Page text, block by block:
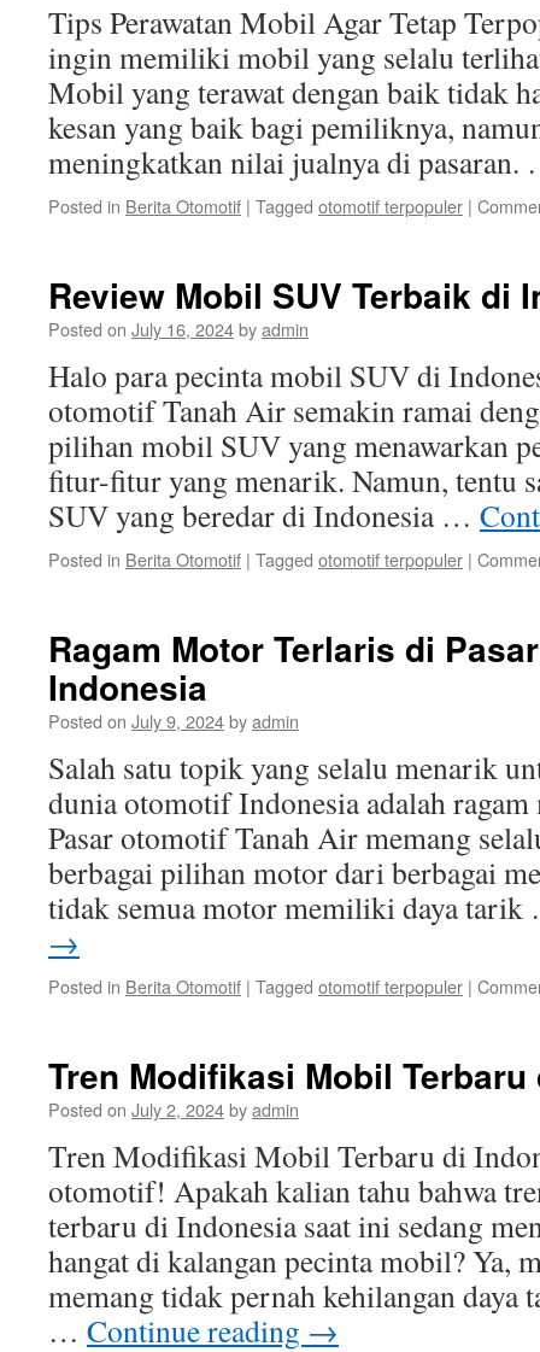
Tips Perawatan Mobil Agar Tetap
ingin memiliki mobil yang selalu
Mobil yang terawat dengan baik tidak
kesan yang baik bagi pemiliknya,
meningkatkan nilai jualnya di
Posted in Berita Otomotif | Tagged otomotif terpopuler |
Review Mobil SUV Terbaik di
Posted on July 16, 2024byadmin
Halo para pecinta mobil SUV di
otomotif Tanah Air semakin ramai
pilihan mobil SUV yang menawarkan
fitur-fitur yang menarik. Namun, tentu
SUV yang beredar di Indonesia …
Posted in Berita Otomotif | Tagged otomotif terpopuler |
Ragam Motor Terlaris di
Indonesia
Posted on July 9, 2024byadmin
Salah satu topik yang selalu menarik
dunia otomotif Indonesia adalah
Pasar otomotif Tanah Air memang
berbagai pilihan motor dari berbagai
tidak semua motor memiliki daya
→
Posted in Berita Otomotif | Tagged otomotif terpopuler |
Tren Modifikasi Mobil
Posted on July 2, 2024byadmin
Tren Modifikasi Mobil Terbaru di
otomotif! Apakah kalian tahu bahwa
terbaru di Indonesia saat ini sedang
hangat di kalangan pecinta mobil? Ya,
memang tidak pernah kehilangan daya
… Continue reading →